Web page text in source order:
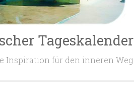
Tageskalender
Inspiration für den inneren Weg